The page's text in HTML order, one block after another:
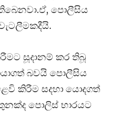
පොලීසිය
සූදානම් කර තිබූ
බවයි පොලීසිය
කිරීම සදහා යොදගත්
පොලිස් භාරයට